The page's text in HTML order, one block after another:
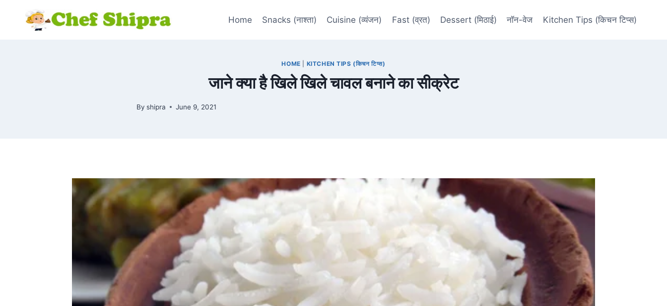
Home Snacks (नाश्ता) Cuisine (व्यंजन) Fast (व्रत) Dessert (मिठाई) नॉन-वेज Kitchen Tips (किचन टिप्स)
HOME KITCHEN TIPS (किचन टिप्स)
जाने क्या है खिले खिले चावल बनाने का सीक्रेट
By shipra June 9, 2021